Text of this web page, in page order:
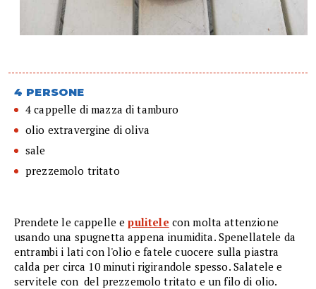
4 PERSONE
4 cappelle di mazza di tamburo
olio extravergine di oliva
sale
prezzemolo tritato
Prendete le cappelle epulitele con molta attenzione
usando una spugnetta appena inumidita. Spenellatele da
entrambi i lati con l'olio e fatele cuocere sulla piastra
calda per circa 10 minuti rigirandole spesso. Salatele e
servitele con del prezzemolo tritato e un filo di olio.